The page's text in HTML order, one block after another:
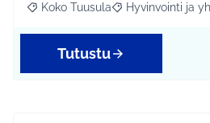
Rajaa tulokset aihepiirin mukaan:
Koko Tuusula Rajaa tulokset
Hyvinvointi ja
Tutustu